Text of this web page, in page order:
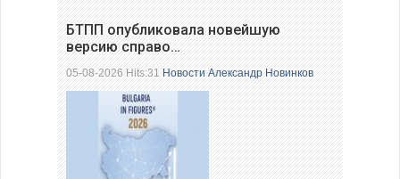
БТПП опубликовала новейшую
версию справо…
05-08-2026 Hits:31Новости Александр Новинков